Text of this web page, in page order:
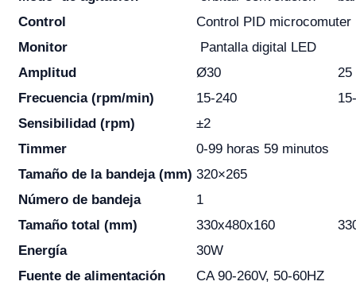
Control
Control PID microcomuter
Monitor
Pantalla digital LED
Amplitud
Ø30
25
Frecuencia (rpm/min)
15-240
Sensibilidad (rpm)
±2
Timmer
0-99 horas 59 minutos
Tamaño de la bandeja (mm) 320×265
Número de bandeja
1
Tamaño total (mm)
330x480x160
Energía
30W
Fuente de alimentación
CA 90-260V, 50-60HZ